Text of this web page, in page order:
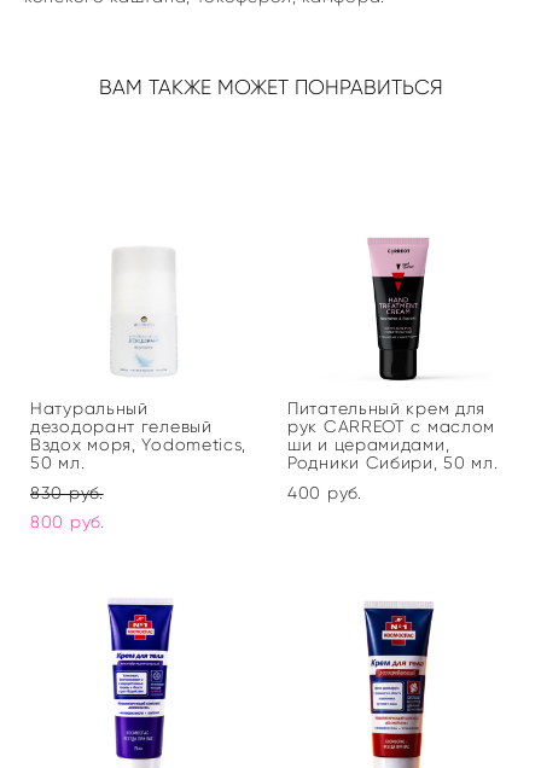
ВАМ ТАКЖЕ МОЖЕТ ПОНРАВИТЬСЯ
Натуральный
дезодорант гелевый
Вздох моря, Yodometics,
50 мл.
830 pуб.
800 pуб.
Питательный крем для
рук CARREOT с маслом
ши и церамидами,
Родники Сибири, 50 мл.
400 pуб.